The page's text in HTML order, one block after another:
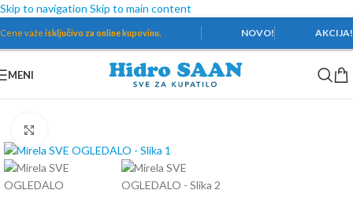
Skip to navigation Skip to main content
Cene važe isključivo za online kupovinu. NOVO! AKCIJA!
MENI